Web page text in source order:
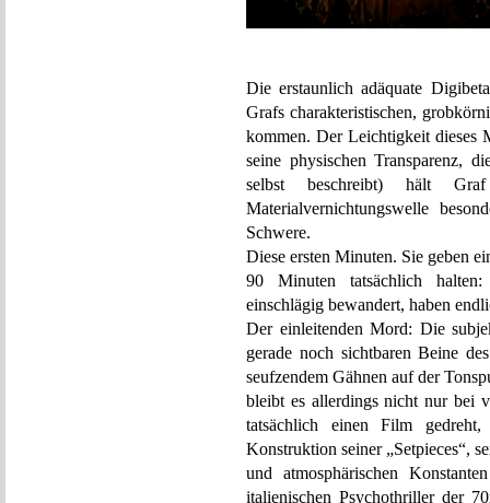
Die erstaunlich adäquate
Grafs charakteristischen,
kommen. Der Leichtigkeit dieses
seine physischen Transparenz,
selbst beschreibt) hält
Materialvernichtungswelle
Schwere.
Diese ersten Minuten. Sie geben
90 Minuten tatsächlich
einschlägig bewandert, haben
Der einleitenden Mord: Die
gerade noch sichtbaren Beine
seufzendem Gähnen auf der
bleibt es allerdings nicht nur bei
tatsächlich einen Film
Konstruktion seiner „Setpieces“,
und atmosphärischen
italienischen Psychothriller der